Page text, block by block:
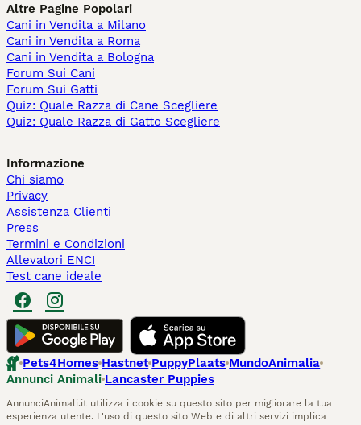
Altre Pagine Popolari
Cani in Vendita a Milano
Cani in Vendita a Roma
Cani in Vendita a Bologna
Forum Sui Cani
Forum Sui Gatti
Quiz: Quale Razza di Cane Scegliere
Quiz: Quale Razza di Gatto Scegliere
Informazione
Chi siamo
Privacy
Assistenza Clienti
Press
Termini e Condizioni
Allevatori ENCI
Test cane ideale
Pets4Homes Hastnet PuppyPlaats MundoAnimalia
Annunci Animali Lancaster Puppies
AnnunciAnimali.it utilizza i cookie su questo sito per migliorare la tua
esperienza utente. L'uso di questo sito Web e di altri servizi implica